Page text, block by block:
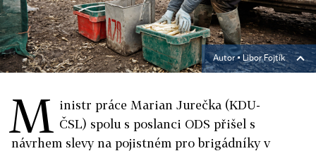
Autor ▪ Libor Fojtík
M inistr práce Marian Jurečka (KDU-
ČSL) spolu s poslanci ODS přišel s
návrhem slevy na pojistném pro brigádníky v